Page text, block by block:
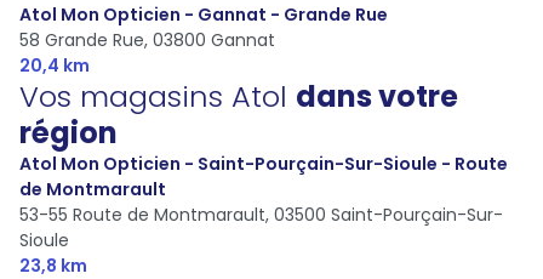
Atol Mon Opticien - Gannat - Grande Rue
58 Grande Rue, 03800 Gannat
20,4 km
Vos magasins Atol dans votre
région
Atol Mon Opticien - Saint-Pourçain-Sur-Sioule - Route
de Montmarault
53-55 Route de Montmarault, 03500 Saint-Pourçain-Sur-
Sioule
23,8 km